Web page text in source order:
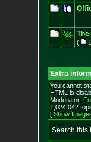
The
( 1
Extra
You cannot
HTML is
Moderator:
1,024,042
[ Show
Search this